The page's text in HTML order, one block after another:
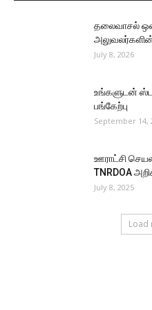
தலைவாசல்
July 8, 2026
உங்களுடன்
பங்கேற்பு
September 14,
ஊராட்சி
TNRDOA
July 8, 2025
Load